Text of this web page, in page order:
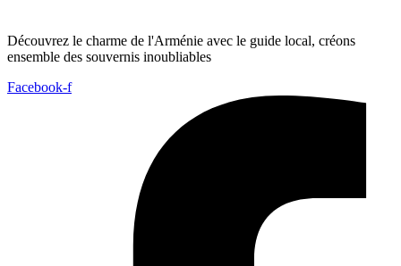
Découvrez le charme de l'Arménie avec le guide local, créons
ensemble des souvernis inoubliables
Facebook-f